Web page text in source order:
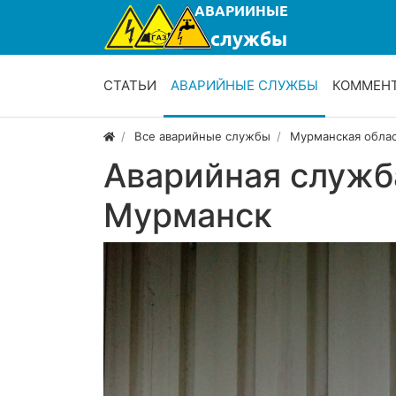
СТАТЬИ АВАРИЙНЫЕ СЛУЖБЫ
Все аварийные службы Мурманская
Аварийная
Мурманск